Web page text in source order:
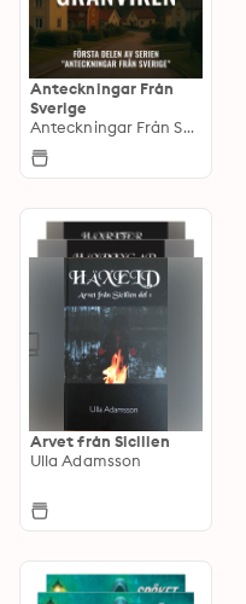
Anteckningar Från
Sverige
Anteckningar Från Sverige
Arvet från Sicilien
Ulla Adamsson